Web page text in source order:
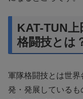
KAT-TUN
格闘技とは
軍隊格闘技とは世
発・発展しているも